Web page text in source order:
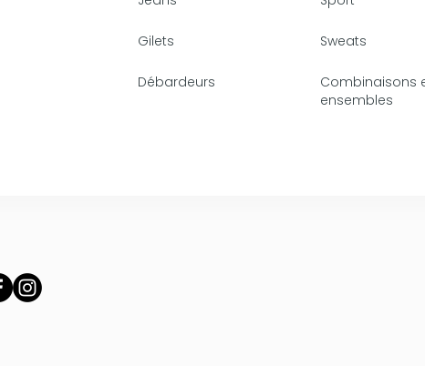
Gilets Sweats
Débardeurs
Combinaisons
ensembles